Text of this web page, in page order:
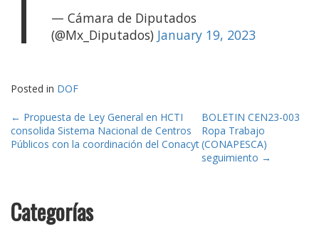
— Cámara de Diputados
(@Mx_Diputados) January 19, 2023
Posted in DOF
Post
navigation
← Propuesta de Ley General en HCTI
consolida Sistema Nacional de Centros
Públicos con la coordinación del Conacyt
BOLETIN CEN23-003
Ropa Trabajo
(CONAPESCA)
seguimiento →
Categorías